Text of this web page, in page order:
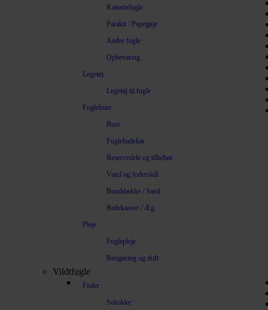
Kanariefugle
Parakit / Papegøje
Andre fugle
Opbevaring
Legetøj
Legetøj til fugle
Fuglebure
Bure
Fuglebadekar
Reservedele og tilbehør
Vand og foderskål
Bunddække / Sand
Redekasser / Æg
Pleje
Fuglepleje
Rengøring og duft
Vildtfugle
Foder
Solsikke